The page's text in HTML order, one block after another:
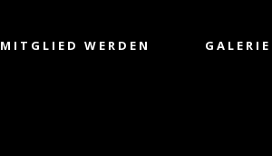
MITGLIED WERDEN GALERIE